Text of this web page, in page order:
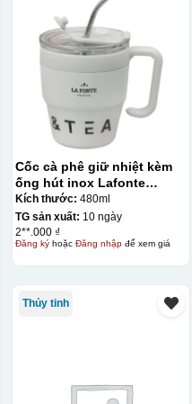
size="full"
Cốc cà phê giữ nhiệt kèm
ống hút inox Lafonte
480ML – 012782
Kích thước: 480ml
TG sản xuất: 10 ngày
2**.000 ₫
Đăng kýhoặc Đăng nhậpđể xem giá
Thủy tinh